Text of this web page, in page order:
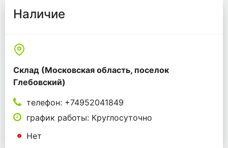
Наличие
Склад (Московская область, поселок
Глебовский)
телефон: +74952041849
график работы: Круглосуточно
Нет